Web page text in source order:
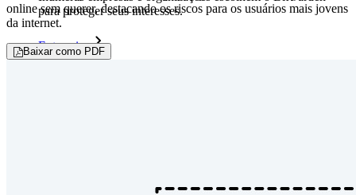
para proteger seus interesses.
Enterprise
online sem querer, destacando os riscos para os usuários mais jovens
da internet.
Baixar como PDF